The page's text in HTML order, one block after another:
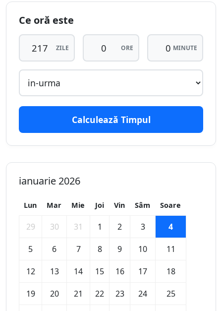
Ce oră este
ZILE ORE MINUTE
Calculează Timpul
ianuarie 2026
Lun Mar Mie Joi Vin Sâm Soare
29 30 31 1 2 3 4
5 6 7 8 9 10 11
12 13 14 15 16 17 18
19 20 21 22 23 24 25